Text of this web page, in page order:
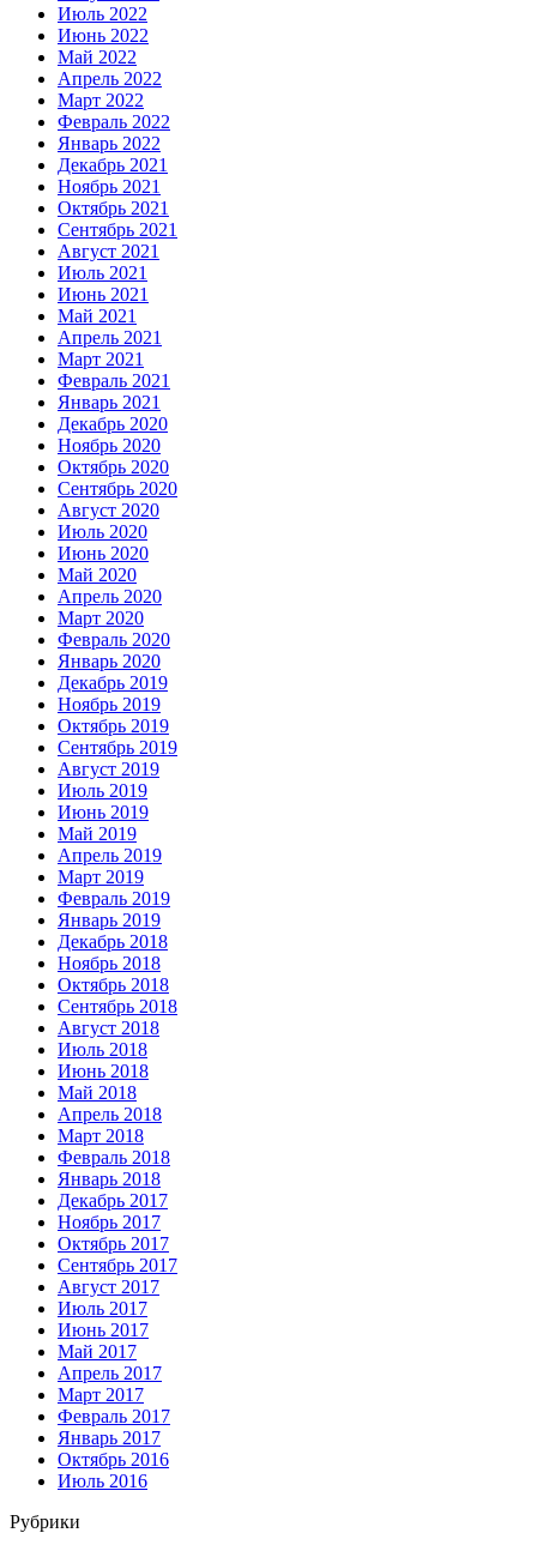
Июль 2022
Июнь 2022
Май 2022
Апрель 2022
Март 2022
Февраль 2022
Январь 2022
Декабрь 2021
Ноябрь 2021
Октябрь 2021
Сентябрь 2021
Август 2021
Июль 2021
Июнь 2021
Май 2021
Апрель 2021
Март 2021
Февраль 2021
Январь 2021
Декабрь 2020
Ноябрь 2020
Октябрь 2020
Сентябрь 2020
Август 2020
Июль 2020
Июнь 2020
Май 2020
Апрель 2020
Март 2020
Февраль 2020
Январь 2020
Декабрь 2019
Ноябрь 2019
Октябрь 2019
Сентябрь 2019
Август 2019
Июль 2019
Июнь 2019
Май 2019
Апрель 2019
Март 2019
Февраль 2019
Январь 2019
Декабрь 2018
Ноябрь 2018
Октябрь 2018
Сентябрь 2018
Август 2018
Июль 2018
Июнь 2018
Май 2018
Апрель 2018
Март 2018
Февраль 2018
Январь 2018
Декабрь 2017
Ноябрь 2017
Октябрь 2017
Сентябрь 2017
Август 2017
Июль 2017
Июнь 2017
Май 2017
Апрель 2017
Март 2017
Февраль 2017
Январь 2017
Октябрь 2016
Июль 2016
Рубрики